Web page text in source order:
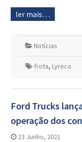
ler mais…
Notícias
frota, Lyreco
Ford Trucks
operação dos
23 Junho, 2021